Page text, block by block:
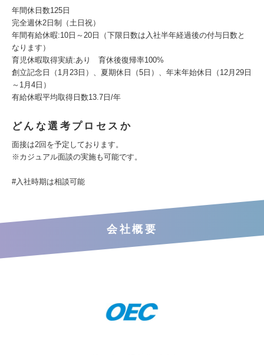
年間休日数125日
完全週休2日制（土日祝）
年間有給休暇:10日～20日（下限日数は入社半年経過後の付与日数と
なります）
育児休暇取得実績:あり 育休後復帰率100%
創立記念日（1月23日）、夏期休日（5日）、年末年始休日（12月29日
～1月4日）
有給休暇平均取得日数13.7日/年
どんな選考プロセスか
面接は2回を予定しております。
※カジュアル面談の実施も可能です。
#入社時期は相談可能
会社概要